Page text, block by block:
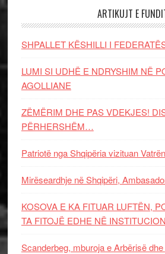
ARTIKUJT E
SHPALLET KËSHILLI I
LUMI SI UDHË E NDRYSHIM NË
AGOLLIANE
ZËMËRIM DHE PAS VDEKJES!
PËRHERSHËM…
Patriotë nga Shqipëria vizituan Vatrën
Mirëseardhje në Shqipëri,
KOSOVA E KA FITUAR LUFTËN,
TA FITOJË EDHE NË
Scanderbeg, mburoja e Arbërisë